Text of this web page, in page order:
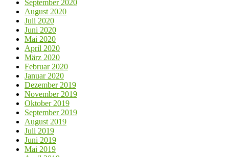
September 2020
August 2020
Juli 2020
Juni 2020
Mai 2020
April 2020
März 2020
Februar 2020
Januar 2020
Dezember 2019
November 2019
Oktober 2019
September 2019
August 2019
Juli 2019
Juni 2019
Mai 2019